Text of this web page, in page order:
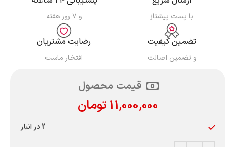
با پست پیشتاز و ۷ روز هفته
تضمین کیفیت
و تضمین اصالت
رضایت مشتریان
افتخار ماست
قیمت محصول
11,000,000 تومان
2 در انبار